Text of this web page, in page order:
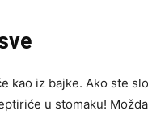
kao iz bajke. Ako ste
u stomaku!